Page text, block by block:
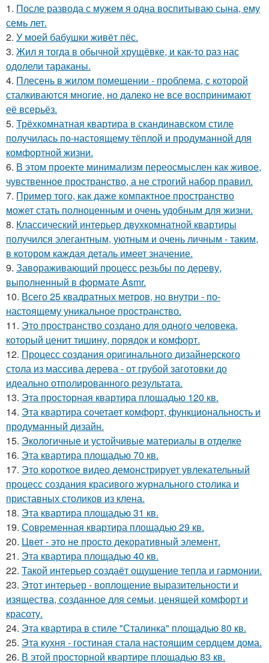
1. После развода с мужем я одна воспитываю сына, ему
семь лет.
2. У моей бабушки живёт пёс.
3. Жил я тогда в обычной хрущёвке, и как-то раз нас
одолели тараканы.
4. Плесень в жилом помещении - проблема, с которой
сталкиваются многие, но далеко не все воспринимают
её всерьёз.
5. Трёхкомнатная квартира в скандинавском стиле
получилась по-настоящему тёплой и продуманной для
комфортной жизни.
6. В этом проекте минимализм переосмыслен как живое,
чувственное пространство, а не строгий набор правил.
7. Пример того, как даже компактное пространство
может стать полноценным и очень удобным для жизни.
8. Классический интерьер двухкомнатной квартиры
получился элегантным, уютным и очень личным - таким,
в котором каждая деталь имеет значение.
9. Завораживающий процесс резьбы по дереву,
выполненный в формате Asmr.
10. Всего 25 квадратных метров, но внутри - по-
настоящему уникальное пространство.
11. Это пространство создано для одного человека,
который ценит тишину, порядок и комфорт.
12. Процесс создания оригинального дизайнерского
стола из массива дерева - от грубой заготовки до
идеально отполированного результата.
13. Эта просторная квартира площадью 120 кв.
14. Эта квартира сочетает комфорт, функциональность и
продуманный дизайн.
15. Экологичные и устойчивые материалы в отделке
16. Эта квартира площадью 70 кв.
17. Это короткое видео демонстрирует увлекательный
процесс создания красивого журнального столика и
приставных столиков из клена.
18. Эта квартира площадью 31 кв.
19. Современная квартира площадью 29 кв.
20. Цвет - это не просто декоративный элемент.
21. Эта квартира площадью 40 кв.
22. Такой интерьер создаёт ощущение тепла и гармонии.
23. Этот интерьер - воплощение выразительности и
изящества, созданное для семьи, ценящей комфорт и
красоту.
24. Эта квартира в стиле "Сталинка" площадью 80 кв.
25. Эта кухня - гостиная стала настоящим сердцем дома.
26. В этой просторной квартире площадью 83 кв.